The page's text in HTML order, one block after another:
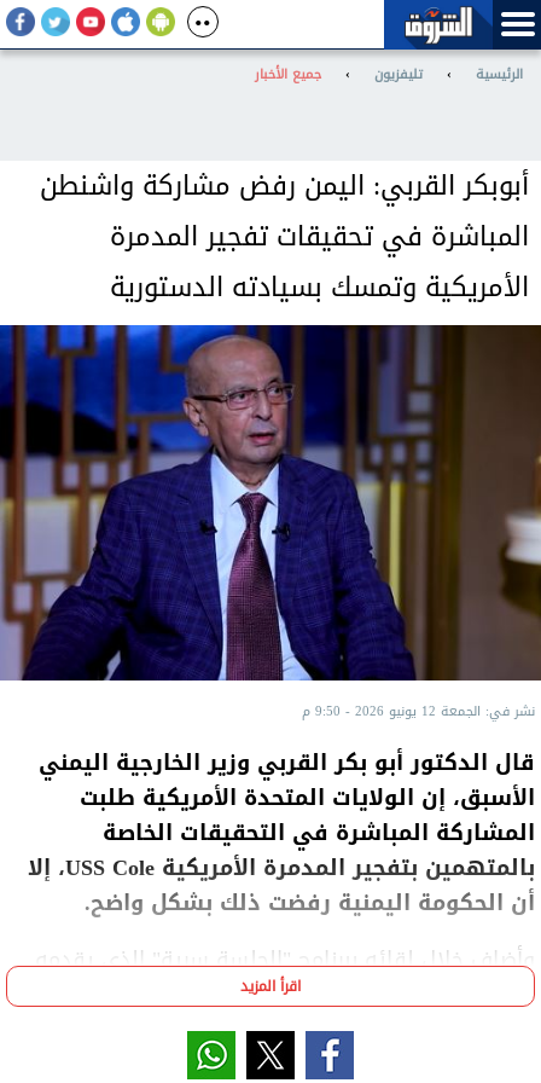
الرئيسية › تليفزيون › جميع الأخبار
أبوبكر القربي: اليمن رفض مشاركة واشنطن
المباشرة في تحقيقات تفجير المدمرة
الأمريكية وتمسك بسيادته الدستورية
نشر في: الجمعة 12 يونيو 2026 - 9:50 م
قال الدكتور أبو بكر القربي وزير الخارجية اليمني
الأسبق، إن الولايات المتحدة الأمريكية طلبت
المشاركة المباشرة في التحقيقات الخاصة
بالمتهمين بتفجير المدمرة الأمريكية USS Cole، إلا
أن الحكومة اليمنية رفضت ذلك بشكل واضح.
وأضاف خلال لقائه ببرنامج "الجلسة سرية" الذي يقدمه
الإعلامي والكاتب الصحفي سمير عمر على شاشة قناة
القاهرة الإخبارية، أن التحقيق مع المحتجزين يجب أن يتم
عبر الجهات الرسمية اليمنية فقط، مع إمكانية نقل أي
اقرأ المزيد